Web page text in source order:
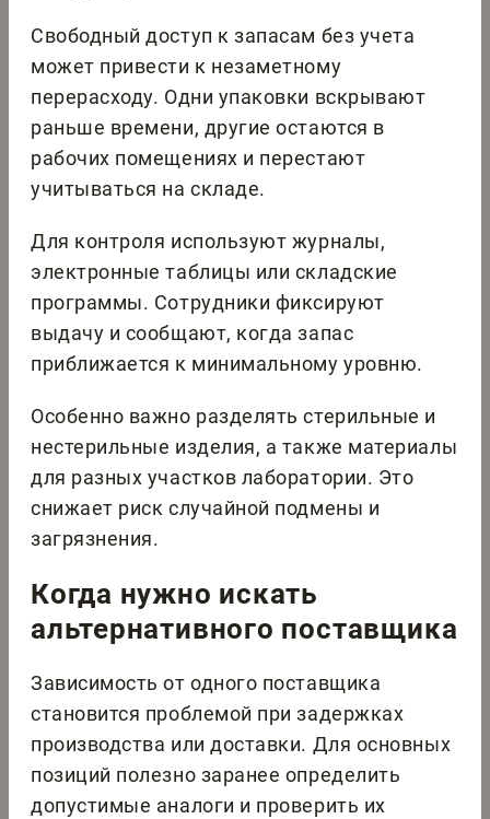
Свободный доступ к запасам без учета
может привести к незаметному
перерасходу. Одни упаковки вскрывают
раньше времени, другие остаются в
рабочих помещениях и перестают
учитываться на складе.
Для контроля используют журналы,
электронные таблицы или складские
программы. Сотрудники фиксируют
выдачу и сообщают, когда запас
приближается к минимальному уровню.
Особенно важно разделять стерильные и
нестерильные изделия, а также материалы
для разных участков лаборатории. Это
снижает риск случайной подмены и
загрязнения.
Когда нужно искать
альтернативного поставщика
Зависимость от одного поставщика
становится проблемой при задержках
производства или доставки. Для основных
позиций полезно заранее определить
допустимые аналоги и проверить их